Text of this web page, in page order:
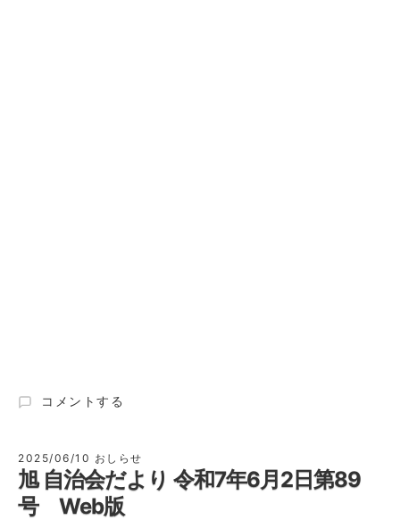
旭
会
だ
よ
コメントする
2025/06/10 おしらせ
旭 自治会だより 令和7年6月2日第89
号 Web版